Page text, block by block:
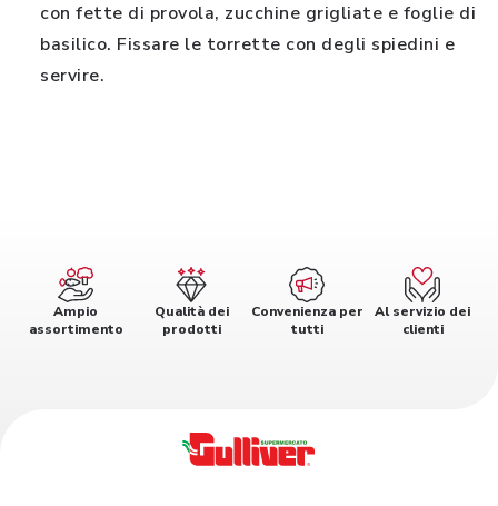
con fette di provola, zucchine grigliate e foglie di
basilico. Fissare le torrette con degli spiedini e
servire.
Ampio
assortimento
Qualità dei
prodotti
Convenienza per
tutti
Al servizio dei
clienti